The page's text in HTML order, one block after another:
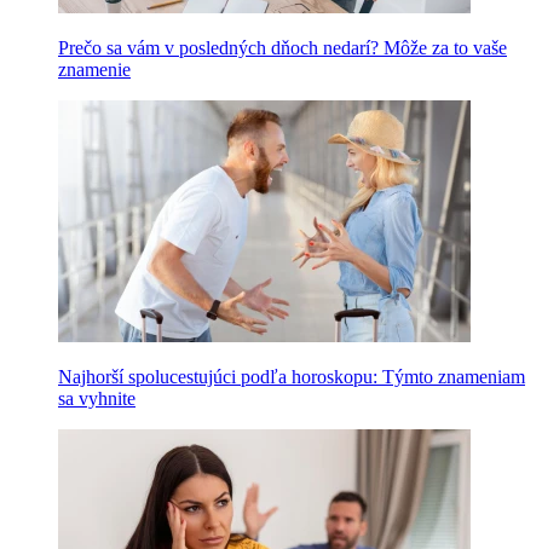
Prečo sa vám v posledných dňoch nedarí? Môže za to vaše
znamenie
Najhorší spolucestujúci podľa horoskopu: Týmto znameniam
sa vyhnite